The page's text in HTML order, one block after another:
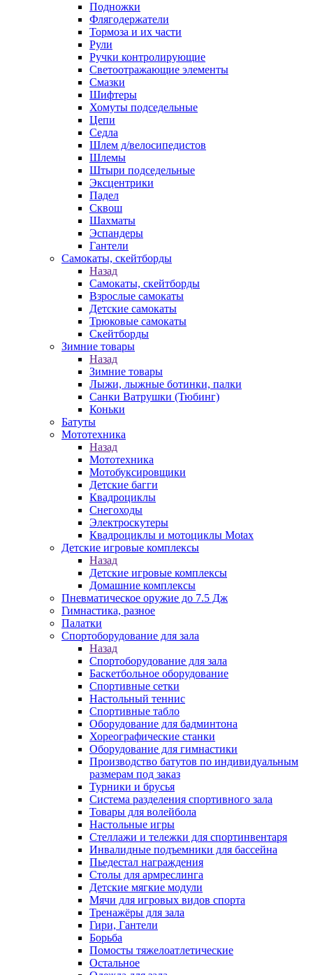
Подножки
Флягодержатели
Тормоза и их части
Рули
Ручки контролирующие
Светоотражающие элементы
Смазки
Шифтеры
Хомуты подседельные
Цепи
Седла
Шлем д/велосипедистов
Шлемы
Штыри подседельные
Эксцентрики
Падел
Сквош
Шахматы
Эспандеры
Гантели
Самокаты, скейтборды
Назад
Самокаты, скейтборды
Взрослые самокаты
Детские самокаты
Трюковые самокаты
Скейтборды
Зимние товары
Назад
Зимние товары
Лыжи, лыжные ботинки, палки
Санки Ватрушки (Тюбинг)
Коньки
Батуты
Мототехника
Назад
Мототехника
Мотобуксировщики
Детские багги
Квадроциклы
Снегоходы
Электроскутеры
Квадроциклы и мотоциклы Motax
Детские игровые комплексы
Назад
Детские игровые комплексы
Домашние комплексы
Пневматическое оружие до 7.5 Дж
Гимнастика, разное
Палатки
Спортоборудование для зала
Назад
Спортоборудование для зала
Баскетбольное оборудование
Спортивные сетки
Настольный теннис
Спортивные табло
Оборудование для бадминтона
Хореографические станки
Оборудование для гимнастики
Производство батутов по индивидуальным
размерам под заказ
Турники и брусья
Система разделения спортивного зала
Товары для волейбола
Настольные игры
Стеллажи и тележки для спортинвентаря
Инвалидные подъемники для бассейна
Пьедестал награждения
Столы для армреслинга
Детские мягкие модули
Мячи для игровых видов спорта
Тренажёры для зала
Гири, Гантели
Борьба
Помосты тяжелоатлетические
Остальное